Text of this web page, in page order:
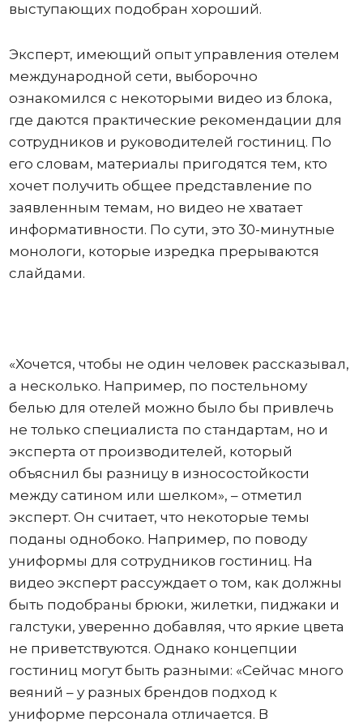
выступающих подобран хороший.
Эксперт, имеющий опыт управления отелем
международной сети, выборочно
ознакомился с некоторыми видео из блока,
где даются практические рекомендации для
сотрудников и руководителей гостиниц. По
его словам, материалы пригодятся тем, кто
хочет получить общее представление по
заявленным темам, но видео не хватает
информативности. По сути, это 30-минутные
монологи, которые изредка прерываются
слайдами.
«Хочется, чтобы не один человек рассказывал,
а несколько. Например, по постельному
белью для отелей можно было бы привлечь
не только специалиста по стандартам, но и
эксперта от производителей, который
объяснил бы разницу в износостойкости
между сатином или шелком», – отметил
эксперт. Он считает, что некоторые темы
поданы однобоко. Например, по поводу
униформы для сотрудников гостиниц. На
видео эксперт рассуждает о том, как должны
быть подобраны брюки, жилетки, пиджаки и
галстуки, уверенно добавляя, что яркие цвета
не приветствуются. Однако концепции
гостиниц могут быть разными: «Сейчас много
веяний – у разных брендов подход к
униформе персонала отличается. В